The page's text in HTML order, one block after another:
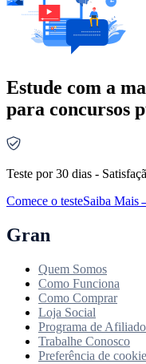
Estude com a
para concursos
Teste por 30 dias -
Comece o testeSaiba Mais
Gran
Quem Somos
Como Funciona
Como Comprar
Loja Social
Programa de
Trabalhe Conosco
Preferência de